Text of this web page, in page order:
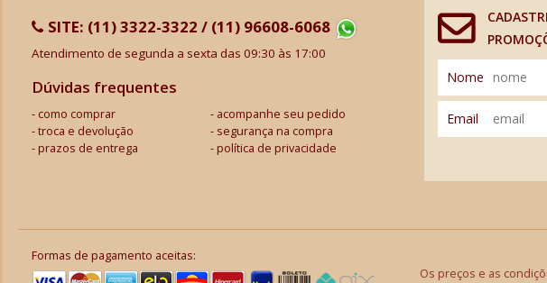
SITE: (11) 3322-3322 / (11) 96608-6068
Atendimento de segunda a sexta das 09:30 às 17:00
Dúvidas frequentes
como comprar
acompanhe seu pedido
troca e devolução
segurança na compra
prazos de entrega
política de privacidade
Nome
Email
Formas de pagamento aceitas:
Os preços e as